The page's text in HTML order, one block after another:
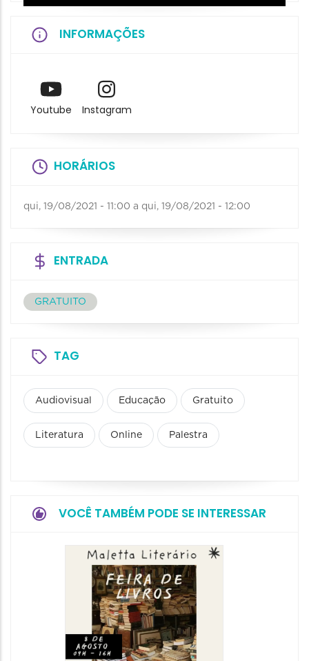
INFORMAÇÕES
Youtube Instagram
HORÁRIOS
qui, 19/08/2021 - 11:00 a qui, 19/08/2021 - 12:00
ENTRADA
GRATUITO
TAG
Audiovisual Educação Gratuito
Literatura Online Palestra
VOCÊ TAMBÉM PODE SE INTERESSAR